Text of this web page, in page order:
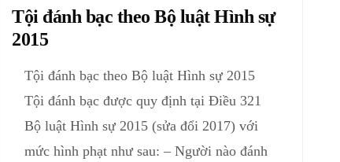
Tội đánh bạc theo Bộ luật Hình sự
2015
Tội đánh bạc theo Bộ luật Hình sự 2015
Tội đánh bạc được quy định tại Điều 321
Bộ luật Hình sự 2015 (sửa đổi 2017) với
mức hình phạt như sau: – Người nào đánh